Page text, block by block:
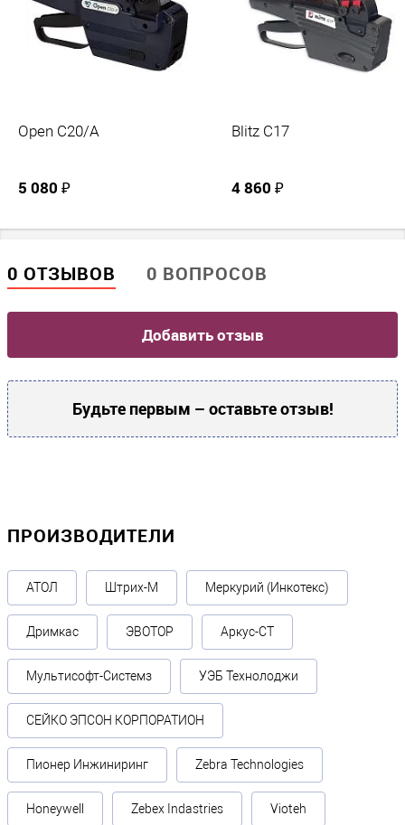
Open С20/A
5 080 ₽
Blitz C17
4 860 ₽
0 ОТЗЫВОВ 0 ВОПРОСОВ
Добавить отзыв
Будьте первым – оставьте отзыв!
ПРОИЗВОДИТЕЛИ
АТОЛ Штрих-М Меркурий (Инкотекс)
Дримкас ЭВОТОР Аркус-СТ
Мультисофт-Системз УЭБ Технолоджи
СЕЙКО ЭПСОН КОРПОРАТИОН
Пионер Инжиниринг Zebra Technologies
Honeywell Zebex Indastries Vioteh